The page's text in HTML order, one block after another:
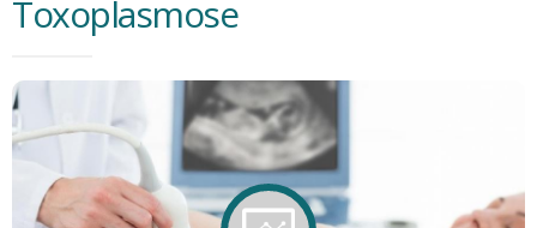
Toxoplasmose